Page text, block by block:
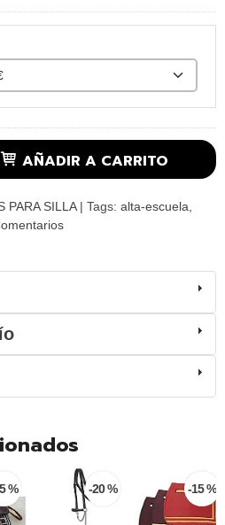
AÑADIR A CARRITO
PARA SILLA| Tags: alta-escuela
% -20 % -15 %